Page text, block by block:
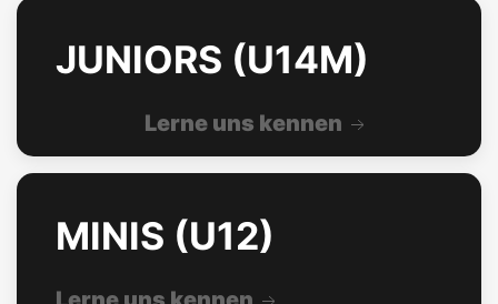
JUNIORS (U14M)
Lerne uns kennen
MINIS (U12)